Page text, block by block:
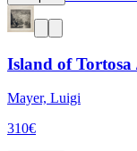
Island of Tortosa
Mayer, Luigi
310€